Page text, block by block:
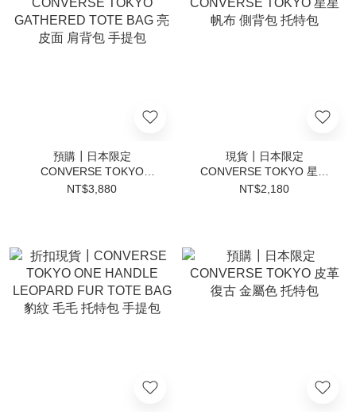
預購┃日本限定
CONVERSE TOKYO
GATHERED TOTE BAG 亮
NT$3,880
現貨┃日本限定
CONVERSE TOKYO 星星
帆布 側背包 托特包
NT$2,180